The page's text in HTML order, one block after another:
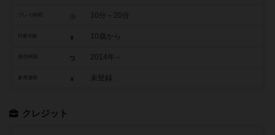
10分～20分
10歳から
2014年～
参考価格 未登録
クレジット